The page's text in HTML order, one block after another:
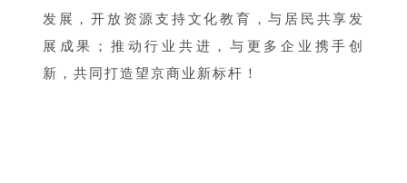
发展，开放资源支持文化教育，与居民共享发
展成果；推动行业共进，与更多企业携手创
新，共同打造望京商业新标杆！